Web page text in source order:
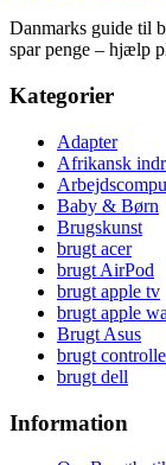
Danmarks guide til
spar penge – hjælp
Kategorier
Adapter
Afrikansk
Baby & Børn
Brugskunst
brugt acer
brugt AirPod
brugt apple tv
brugt apple
Brugt Asus
brugt
brugt dell
Information